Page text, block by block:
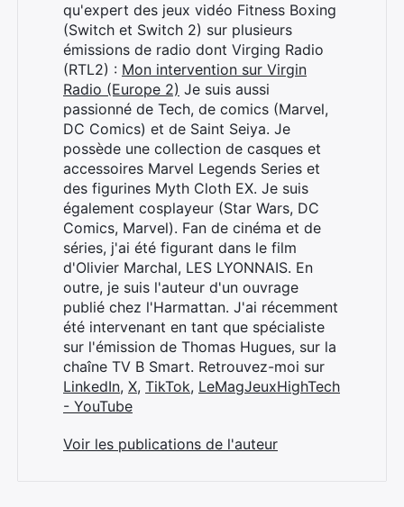
qu'expert des jeux vidéo Fitness Boxing
(Switch et Switch 2) sur plusieurs
émissions de radio dont Virging Radio
(RTL2) : Mon intervention sur Virgin
Radio (Europe 2) Je suis aussi
passionné de Tech, de comics (Marvel,
DC Comics) et de Saint Seiya. Je
possède une collection de casques et
accessoires Marvel Legends Series et
des figurines Myth Cloth EX. Je suis
également cosplayeur (Star Wars, DC
Comics, Marvel). Fan de cinéma et de
séries, j'ai été figurant dans le film
d'Olivier Marchal, LES LYONNAIS. En
outre, je suis l'auteur d'un ouvrage
publié chez l'Harmattan. J'ai récemment
été intervenant en tant que spécialiste
sur l'émission de Thomas Hugues, sur la
chaîne TV B Smart. Retrouvez-moi sur
LinkedIn, X, TikTok, LeMagJeuxHighTech
- YouTube
Voir les publications de l'auteur